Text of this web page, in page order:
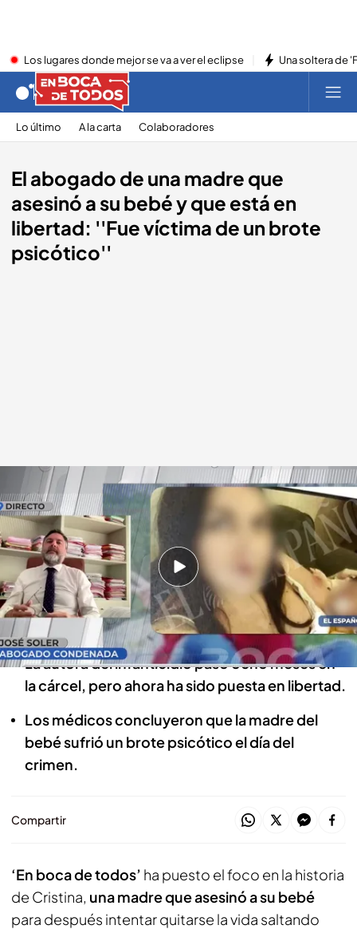
Los lugares donde mejor se va a ver el eclipse Una soltera de
Lo último A la carta Colaboradores
El abogado de una madre que
asesinó a su bebé y que está en
libertad: ''Fue víctima de un brote
psicótico''
Hablamos con el abogado de la autora del infanticidio
En boca de todos
09 FEB 2024 - 14:14h.
Cristina asesinó a su bebé para después
intentar quitarse la vida saltando desde un
balcón.
La autora del infanticidio pasó ocho meses en
la cárcel, pero ahora ha sido puesta en libertad.
Los médicos concluyeron que la madre del
bebé sufrió un brote psicótico el día del
crimen.
Compartir
‘En boca de todos’ ha puesto el foco en la historia
de Cristina, una madre que asesinó a su bebé
para después intentar quitarse la vida saltando